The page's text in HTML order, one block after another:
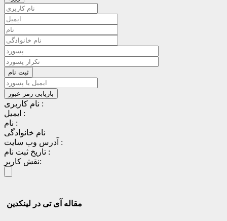
نام کاربری :
ایمیل :
نام :
نام خانوادگی
آدرس وب سایت :
تاریخ ثبت نام :
نقش کاربر:
مقاله آی تی در لینکدین